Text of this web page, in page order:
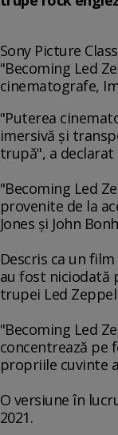
Sony Picture
"Becoming Led
cinematografe,
"Puterea
imersivă şi
trupă", a
"Becoming Led
provenite de la
Jones şi John
Descris ca un
au fost niciodată
trupei Led
"Becoming Led
concentrează pe
propriile cuvinte
O versiune în
2021.